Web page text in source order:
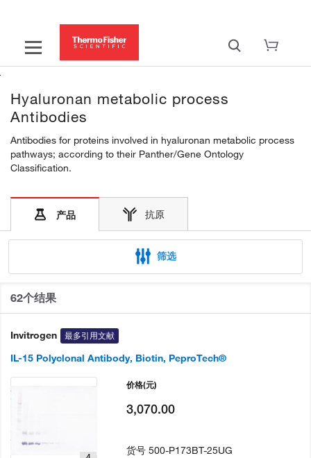
Hyaluronan metabolic process
Antibodies
Antibodies for proteins involved in hyaluronan metabolic process
pathways; according to their Panther/Gene Ontology
Classification.
产品 抗原
筛选
62个结果
Invitrogen 最多引用文献
IL-15 Polyclonal Antibody, Biotin, PeproTech®
价格(元)
3,070.00
货号500-P173BT-25UG